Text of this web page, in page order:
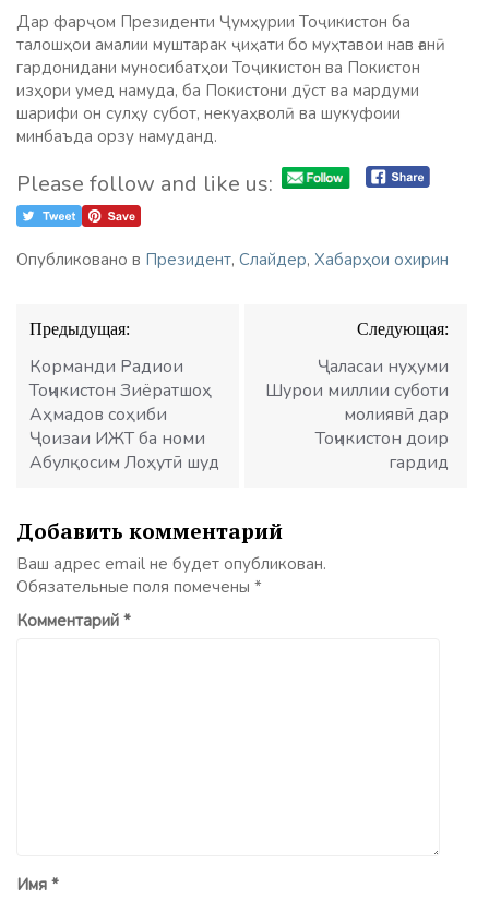
Дар фарҷом Президенти Ҷумҳурии Тоҷикистон ба
талошҳои амалии муштарак ҷиҳати бо муҳтавои нав ғанӣ
гардонидани муносибатҳои Тоҷикистон ва Покистон
изҳори умед намуда, ба Покистони дӯст ва мардуми
шарифи он сулҳу субот, некуаҳволӣ ва шукуфоии
минбаъда орзу намуданд.
Please follow and like us:
Опубликовано в Президент, Слайдер, Хабарҳои охирин
Навигация
по
записям
Предыдущая:
Корманди Радиои
Тоҷикистон Зиёратшоҳ
Аҳмадов соҳиби
Ҷоизаи ИЖТ ба номи
Абулқосим Лоҳутӣ шуд
Следующая:
Ҷаласаи нуҳуми
Шурои миллии суботи
молиявӣ дар
Тоҷикистон доир
гардид
Добавить комментарий
Ваш адрес email не будет опубликован.
Обязательные поля помечены *
Комментарий *
Имя *